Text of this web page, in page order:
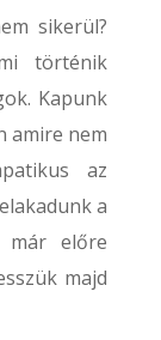
sikerül?
történik
Kapunk
amire nem
az
a
már előre
majd